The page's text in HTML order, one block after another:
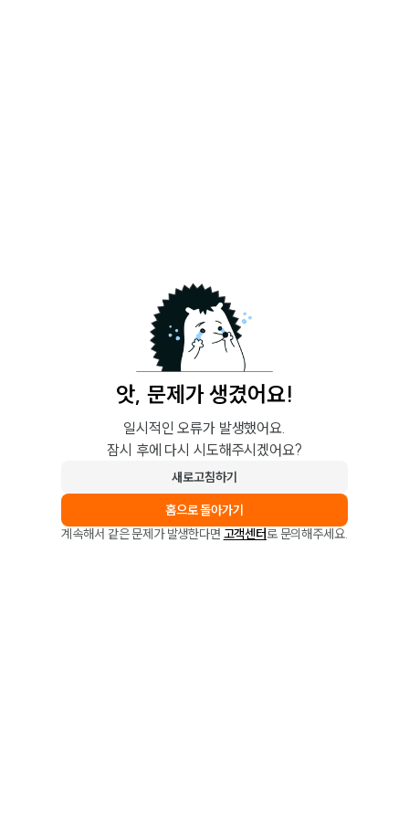
앗, 문제가 생겼어요!
일시적인 오류가 발생했어요.
잠시 후에 다시 시도해주시겠어요?
새로고침하기
홈으로 돌아가기
계속해서 같은 문제가 발생한다면 고객센터로 문의해주세요.